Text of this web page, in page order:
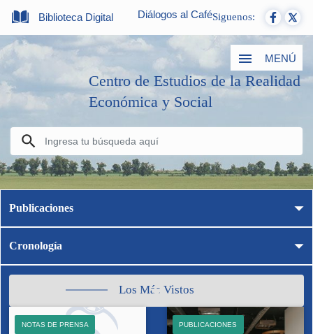
Biblioteca Digital Diálogos al CaféSiguenos:
MENÚ
Centro de Estudios de la Realidad
Económica y Social
Publicaciones
Cronología
Los Más Vistos
NOTAS DE PRENSA PUBLICACIONES